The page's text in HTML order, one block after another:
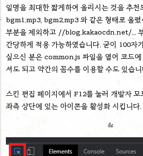
일명을 최대한 짧게하여 올리시는 것을 추
bgm1.mp3, bgm2.mp3 와 같은 형태로 올
부분을 제외하고 //blog.kakaocdn.net/...
간당하게 적용 가능하였습니다. 굳이 100자
싶으신 분은 common.js 파일을 열어 코드
셔도 되고 약간의 꼼수를 이용할 수도 있습니
스킨 편집 페이지에서 F12를 눌러 개발자
좌측 상단에 있는 아이콘을 활성화 시킵니다.